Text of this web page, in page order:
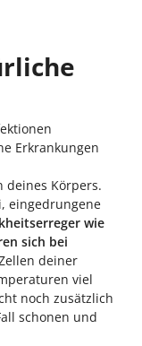
Erkrankungen
deines Körpers.
eingedrungene
wie
sich bei
deiner
viel
noch zusätzlich
schonen und